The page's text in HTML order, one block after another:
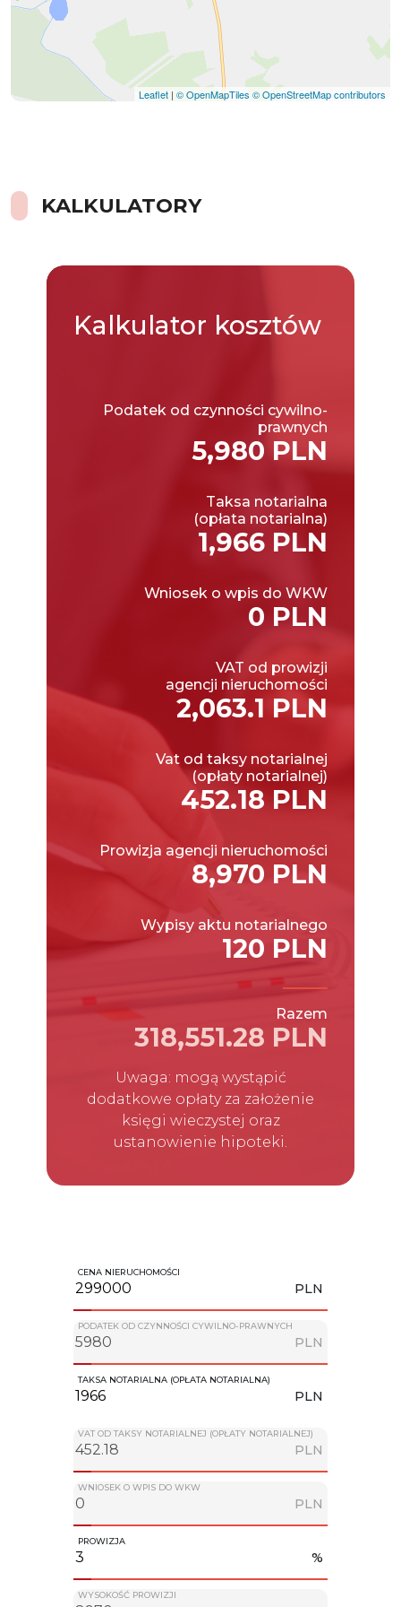
Leaflet | © OpenMapTiles © OpenStreetMap contributors
KALKULATORY
Kalkulator kosztów
Podatek od czynności cywilno-
prawnych
5,980 PLN
Taksa notarialna
(opłata notarialna)
1,966 PLN
Wniosek o wpis do WKW
0 PLN
VAT od prowizji
agencji nieruchomości
2,063.1 PLN
Vat od taksy notarialnej
(opłaty notarialnej)
452.18 PLN
Prowizja agencji nieruchomości
8,970 PLN
Wypisy aktu notarialnego
120 PLN
Razem
318,551.28 PLN
Uwaga: mogą wystąpić
dodatkowe opłaty za założenie
księgi wieczystej oraz
ustanowienie hipoteki.
CENA NIERUCHOMOŚCI
PLN
PODATEK OD CZYNNOŚCI CYWILNO-PRAWNYCH
PLN
TAKSA NOTARIALNA (OPŁATA NOTARIALNA)
PLN
VAT OD TAKSY NOTARIALNEJ (OPŁATY NOTARIALNEJ)
PLN
WNIOSEK O WPIS DO WKW
PLN
PROWIZJA
%
WYSOKOŚĆ PROWIZJI